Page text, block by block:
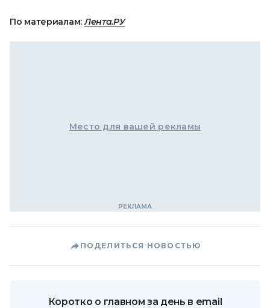
По материалам:Лента.РУ
Место для вашей рекламы
ПОДЕЛИТЬСЯ НОВОСТЬЮ
Коротко о главном за день в email